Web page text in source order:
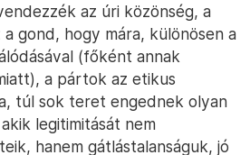
az úri közönség, a
gond, hogy mára, különösen a
(főként annak
a pártok az etikus
túl sok teret engednek olyan
legitimitását nem
hanem gátlástalanságuk, jó